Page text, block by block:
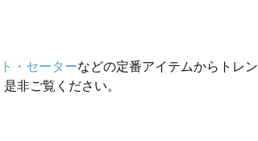
・セーターなどの定番アイテムからトレン
非ご覧ください。